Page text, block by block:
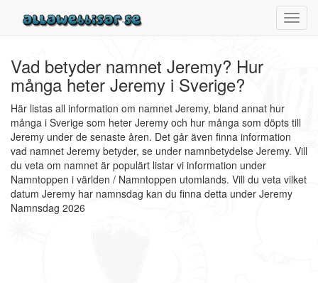
Vad betyder namnet Jeremy? Hur
många heter Jeremy i Sverige?
Här listas all information om namnet Jeremy, bland annat hur
många i Sverige som heter Jeremy och hur många som döpts till
Jeremy under de senaste åren. Det går även finna information
vad namnet Jeremy betyder, se under namnbetydelse Jeremy. Vill
du veta om namnet är populärt listar vi information under
Namntoppen i världen / Namntoppen utomlands. Vill du veta vilket
datum Jeremy har namnsdag kan du finna detta under Jeremy
Namnsdag 2026